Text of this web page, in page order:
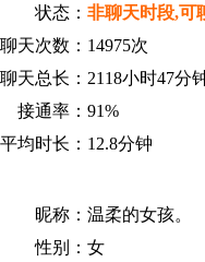
状态： 非聊天时段,可
聊天次数： 14975次
聊天总长： 2118小时47分
接通率： 91%
平均时长： 12.8分钟
昵称： 温柔的女孩。
性别： 女